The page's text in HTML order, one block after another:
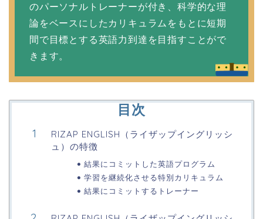
のパーソナルトレーナーが付き、科学的な理
論をベースにしたカリキュラムをもとに短期
間で目標とする英語力到達を目指すことがで
きます。
目次
RIZAP ENGLISH（ライザップイングリッシ
ュ）の特徴
結果にコミットした英語プログラム
学習を継続化させる特別カリキュラム
結果にコミットするトレーナー